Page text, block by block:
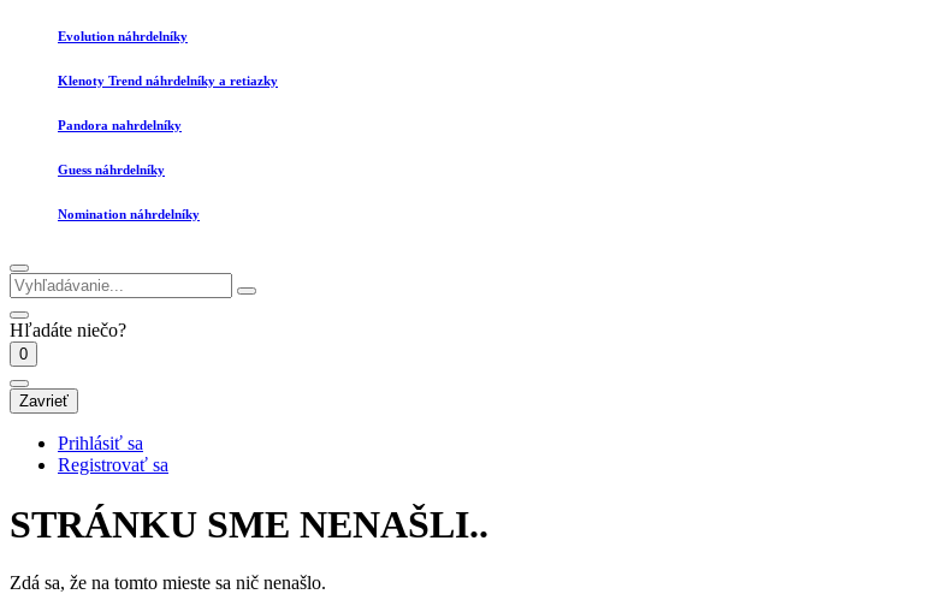
Evolution náhrdelníky
Klenoty Trend náhrdelníky a retiazky
Pandora nahrdelníky
Guess náhrdelníky
Nomination náhrdelníky
Hľadáte niečo?
0
Zavrieť
Prihlásiť sa
Registrovať sa
STRÁNKU SME NENAŠLI..
Zdá sa, že na tomto mieste sa nič nenašlo.